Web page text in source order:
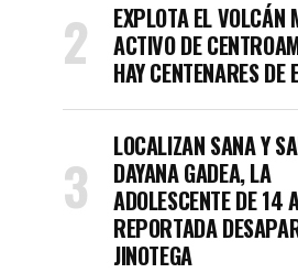
EXPLOTA EL VOLCÁN
ACTIVO DE
HAY CENTENARES DE
LOCALIZAN SANA Y
DAYANA GADEA, LA
ADOLESCENTE DE 14
REPORTADA
JINOTEGA